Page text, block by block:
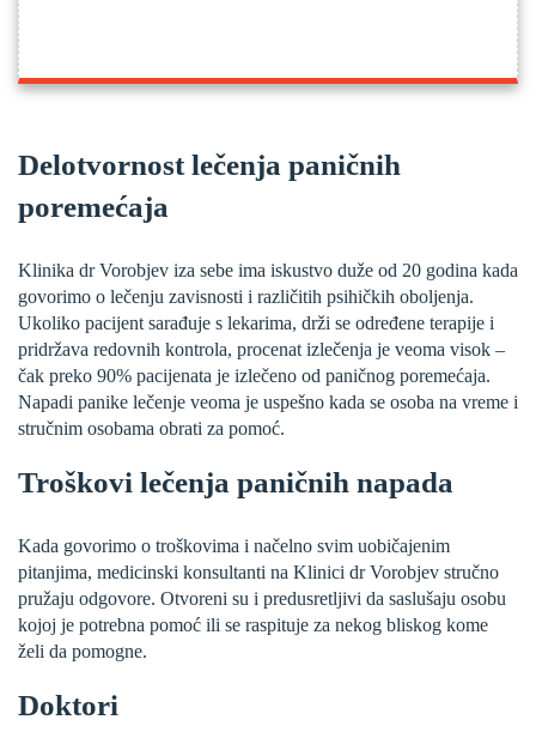
Delotvornost lečenja paničnih
poremećaja
Klinika dr Vorobjev iza sebe ima iskustvo duže od 20 godina kada
govorimo o lečenju zavisnosti i različitih psihičkih oboljenja.
Ukoliko pacijent sarađuje s lekarima, drži se određene terapije i
pridržava redovnih kontrola, procenat izlečenja je veoma visok –
čak preko 90% pacijenata je izlečeno od paničnog poremećaja.
Napadi panike lečenje veoma je uspešno kada se osoba na vreme i
stručnim osobama obrati za pomoć.
Troškovi lečenja paničnih napada
Kada govorimo o troškovima i načelno svim uobičajenim
pitanjima, medicinski konsultanti na Klinici dr Vorobjev stručno
pružaju odgovore. Otvoreni su i predusretljivi da saslušaju osobu
kojoj je potrebna pomoć ili se raspituje za nekog bliskog kome
želi da pomogne.
Doktori